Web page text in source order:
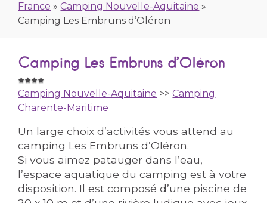
France »Camping Nouvelle-Aquitaine »
Camping Les Embruns d’Oléron
Camping Les Embruns d’Oléron
Camping Nouvelle-Aquitaine >>Camping
Charente-Maritime
Un large choix d’activités vous attend au
camping Les Embruns d’Oléron.
Si vous aimez patauger dans l’eau,
l’espace aquatique du camping est à votre
disposition. Il est composé d’une piscine de